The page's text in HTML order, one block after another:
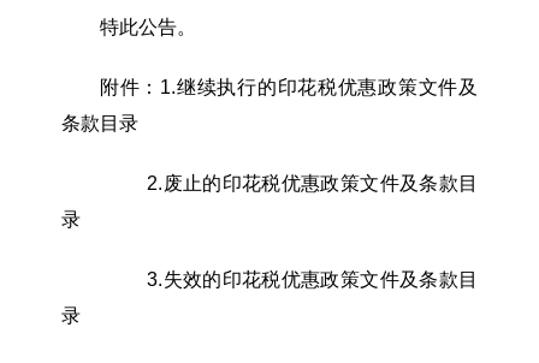
特此公告。
附件：1.继续执行的印花税优惠政策文件及
条款目录
2. 废止的印花税优惠政策文件及条款目
录
3.失效的印花税优惠政策文件及条款目
录